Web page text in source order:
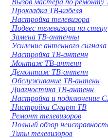
Вызов мастера по ремонту
Прокладка ТВ-кабеля
Настройка телевизора
Подвес телевизора на стену
Замена ТВ-антенны
Усиление антенного сигнала
Настройка ТВ-антенн
Монтаж ТВ-антенн
Демонтаж ТВ-антенн
Обслуживание ТВ-антенн
Диагностика ТВ-антенн
Настройка и подключение
Настройка Смарт ТВ
Ремонт телевизоров
Полный обзор
Типы телевизоров